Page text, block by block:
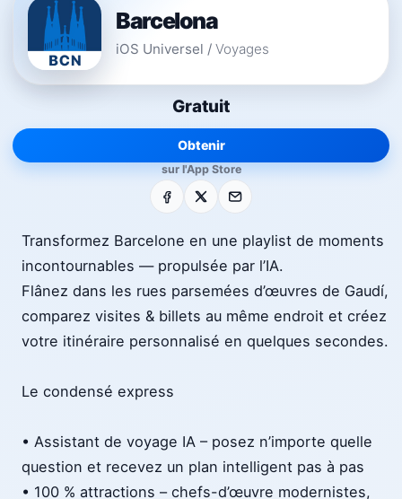
Barcelona
iOS Universel / Voyages
Gratuit
Obtenir
sur l'App Store
Facebook E-mail
Transformez Barcelone en une playlist de moments
incontournables — propulsée par l’IA.
Flânez dans les rues parsemées d’œuvres de Gaudí,
comparez visites & billets au même endroit et créez
votre itinéraire personnalisé en quelques secondes.
Le condensé express
• Assistant de voyage IA – posez n’importe quelle
question et recevez un plan intelligent pas à pas
• 100 % attractions – chefs-d’œuvre modernistes,